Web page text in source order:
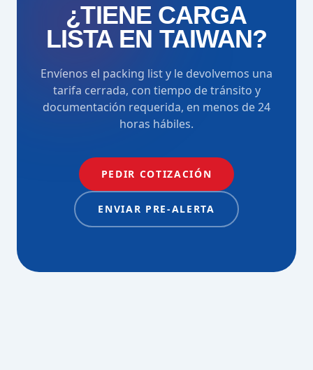
¿TIENE CARGA
LISTA EN TAIWAN?
Envíenos el packing list y le devolvemos una
tarifa cerrada, con tiempo de tránsito y
documentación requerida, en menos de 24
horas hábiles.
PEDIR COTIZACIÓN
ENVIAR PRE-ALERTA